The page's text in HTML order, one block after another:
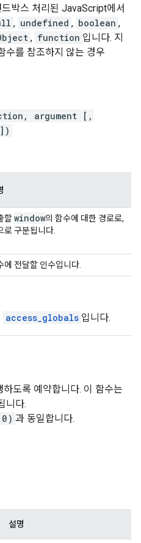
박스 처리된 JavaScript에서
, undefined , boolean ,
, function 입니다. 지
수를 참조하지 않는 경우
argument [,
할window의 함수에 대한 경로로,
로 구분됩니다.
에 전달할 인수입니다.
access_globals 입니다.
도록 예약합니다. 이 함수는
니다.
과 동일합니다.
설명